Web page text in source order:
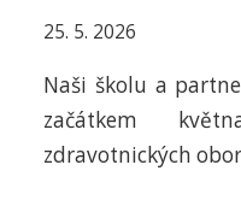
25. 5. 2026
Naši školu a
začátkem
zdravotnických